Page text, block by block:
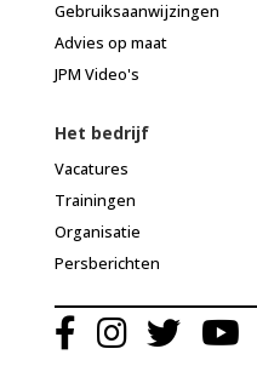
Gebruiksaanwijzingen
Advies op maat
JPM Video's
Het bedrijf
Vacatures
Trainingen
Organisatie
Persberichten